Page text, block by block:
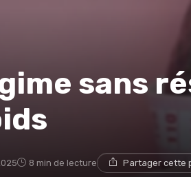
sans
8 min de lecture Partager cette